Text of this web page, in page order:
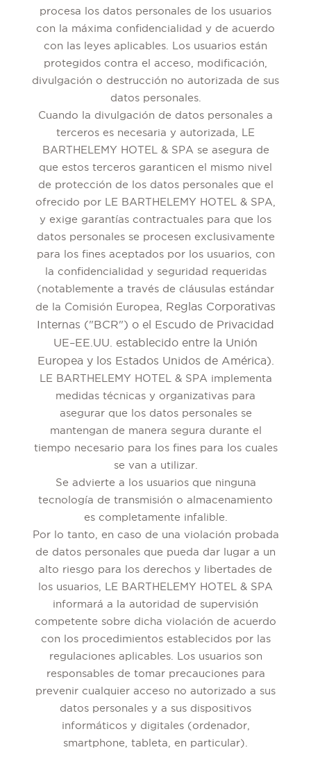
procesa los datos personales de los usuarios
con la máxima confidencialidad y de acuerdo
con las leyes aplicables. Los usuarios están
protegidos contra el acceso, modificación,
divulgación o destrucción no autorizada de sus
datos personales.
Cuando la divulgación de datos personales a
terceros es necesaria y autorizada, LE
BARTHELEMY HOTEL & SPA se asegura de
que estos terceros garanticen el mismo nivel
de protección de los datos personales que el
ofrecido por LE BARTHELEMY HOTEL & SPA,
y exige garantías contractuales para que los
datos personales se procesen exclusivamente
para los fines aceptados por los usuarios, con
la confidencialidad y seguridad requeridas
(notablemente a través de cláusulas estándar
de la Comisión Europea, Reglas Corporativas
Internas ("BCR") o el Escudo de Privacidad
UE–EE.UU. establecido entre la Unión
Europea y los Estados Unidos de América).
LE BARTHELEMY HOTEL & SPA implementa
medidas técnicas y organizativas para
asegurar que los datos personales se
mantengan de manera segura durante el
tiempo necesario para los fines para los cuales
se van a utilizar.
Se advierte a los usuarios que ninguna
tecnología de transmisión o almacenamiento
es completamente infalible.
Por lo tanto, en caso de una violación probada
de datos personales que pueda dar lugar a un
alto riesgo para los derechos y libertades de
los usuarios, LE BARTHELEMY HOTEL & SPA
informará a la autoridad de supervisión
competente sobre dicha violación de acuerdo
con los procedimientos establecidos por las
regulaciones aplicables. Los usuarios son
responsables de tomar precauciones para
prevenir cualquier acceso no autorizado a sus
datos personales y a sus dispositivos
informáticos y digitales (ordenador,
smartphone, tableta, en particular).